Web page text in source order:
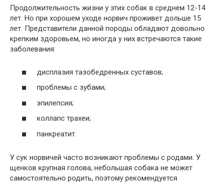
Продолжительность жизни у этих собак в среднем 12-14
лет. Но при хорошем уходе норвич проживет дольше 15
лет. Представители данной породы обладают довольно
крепким здоровьем, но иногда у них встречаются такие
заболевания:
дисплазия тазобедренных суставов;
проблемы с зубами;
эпилепсия;
коллапс трахеи;
панкреатит.
У сук норвичей часто возникают проблемы с родами. У
щенков крупная голова, небольшая собака не может
самостоятельно родить, поэтому рекомендуется